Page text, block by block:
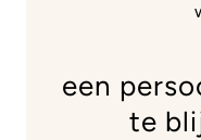
een
te